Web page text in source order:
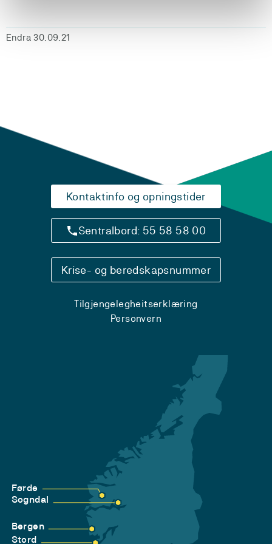
Endra 30.09.21
Kontaktinfo og opningstider
Sentralbord: 55 58 58 00
Krise- og beredskapsnummer
Tilgjengelegheitserklæring
Personvern
Førde
Sogndal
Bergen
Stord